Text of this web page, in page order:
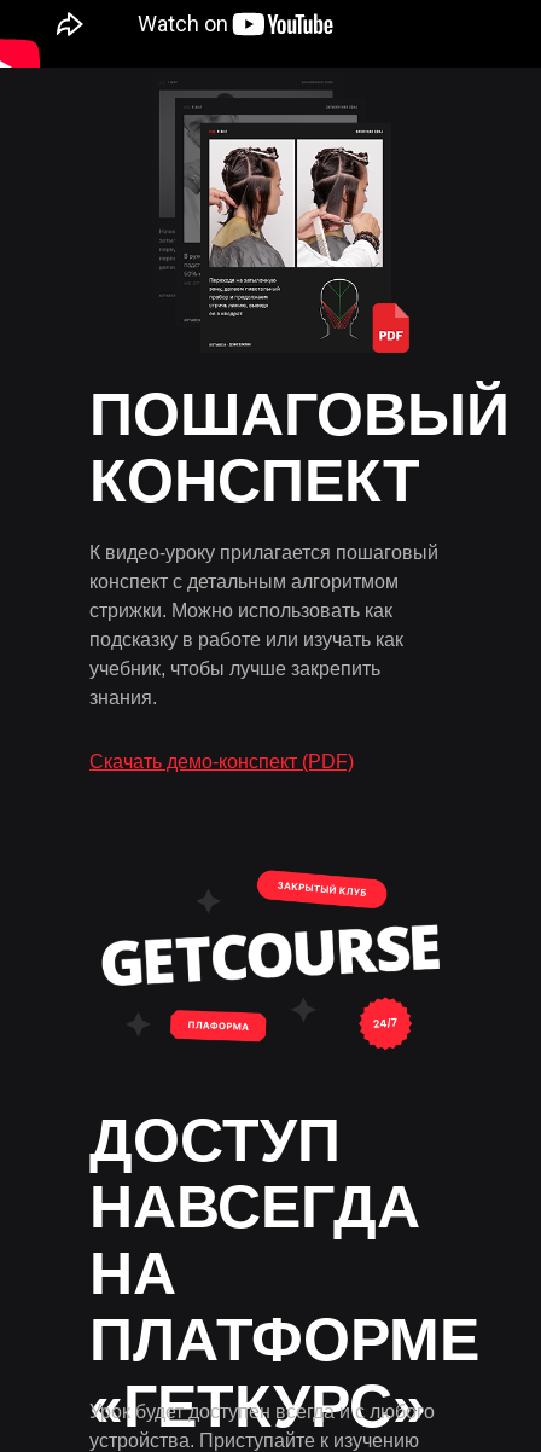
ПОШАГОВЫЙ
КОНСПЕКТ
ДОСТУП
НАВСЕГДА
НА
ПЛАТФОРМЕ
«ГЕТКУРС»
К видео-уроку прилагается пошаговый
конспект с детальным алгоритмом
стрижки. Можно использовать как
подсказку в работе или изучать как
учебник, чтобы лучше закрепить
знания.
Урок будет доступен всегда и с любого
устройства. Приступайте к изучению
Скачать демо-конспект (PDF)